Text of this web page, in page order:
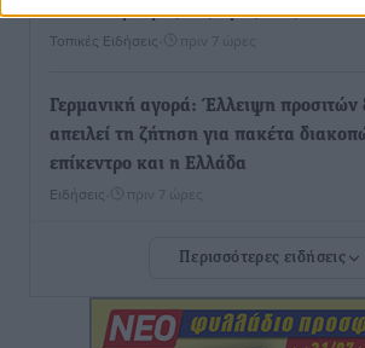
Ρόδο ο Πρέσβης της Βραζιλίας στην
Τοπικές Ειδήσεις πριν 7 ώρες
Γερμανική αγορά: Έλλειψη προσιτών
απειλεί τη ζήτηση για πακέτα
επίκεντρο και η Ελλάδα
Ειδήσεις πριν 7 ώρες
Νέο ξενοδοχείο στη Ρόδο για την H
στην Κω
Περισσότερες ειδήσεις